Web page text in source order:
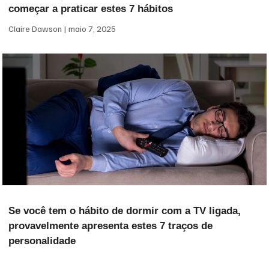
começar a praticar estes 7 hábitos
Claire Dawson maio 7, 2025
Se você tem o hábito de dormir com a TV ligada,
provavelmente apresenta estes 7 traços de
personalidade